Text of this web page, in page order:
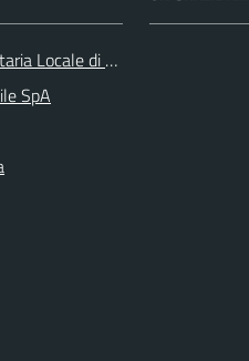
Locale di Collegno e Pinerolo
SpA